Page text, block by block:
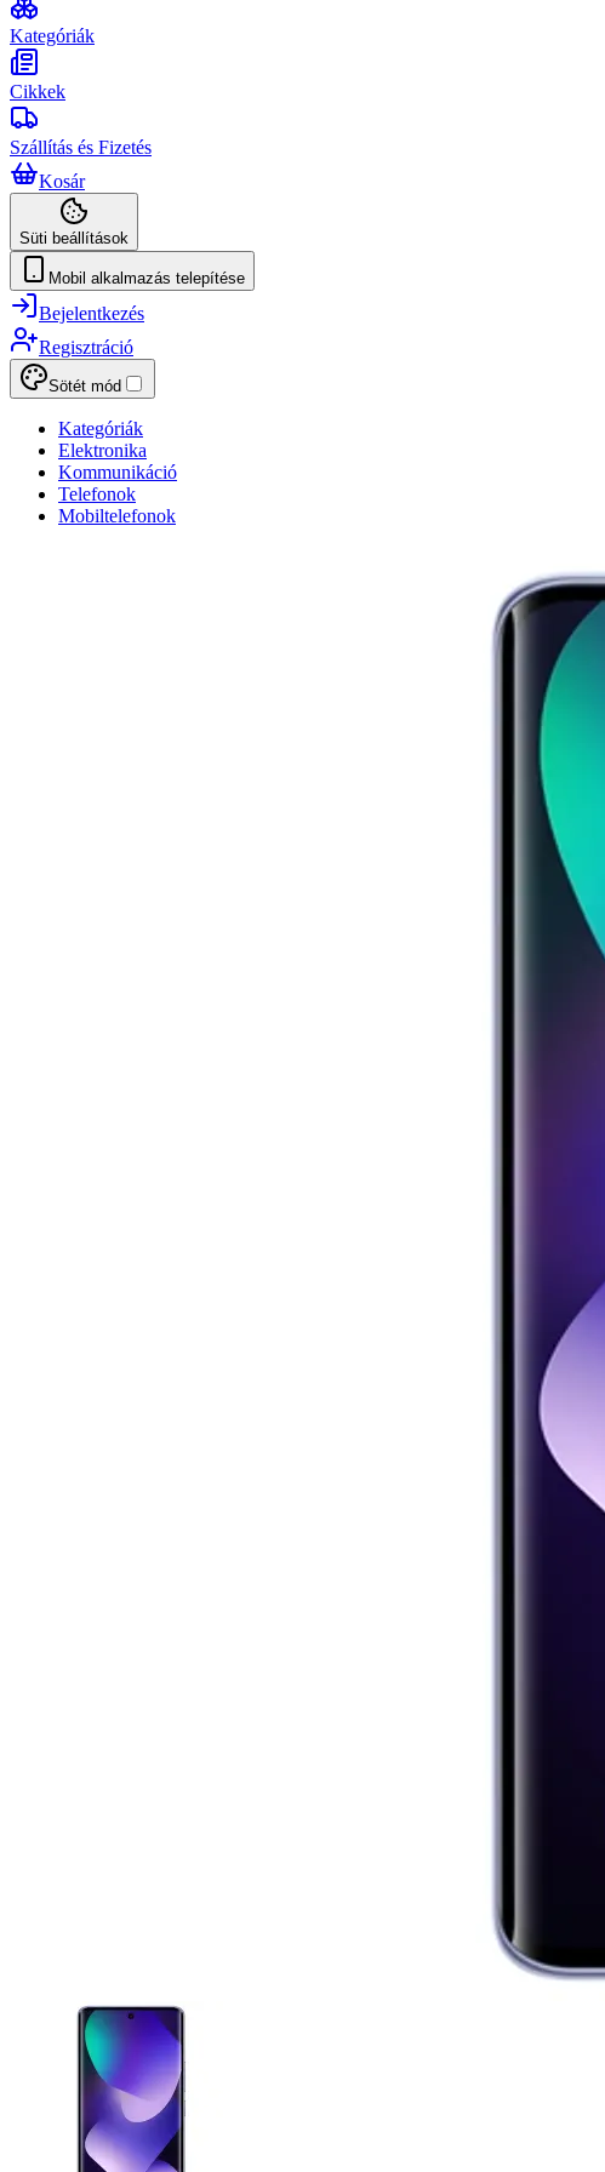
Kategóriák
Cikkek
Szállítás és Fizetés
Kosár
Süti beállítások
Mobil alkalmazás telepítése
Bejelentkezés
Regisztráció
Sötét mód
Kategóriák
Elektronika
Kommunikáció
Telefonok
Mobiltelefonok